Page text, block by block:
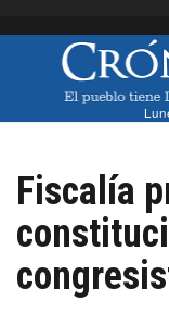
Fiscalía